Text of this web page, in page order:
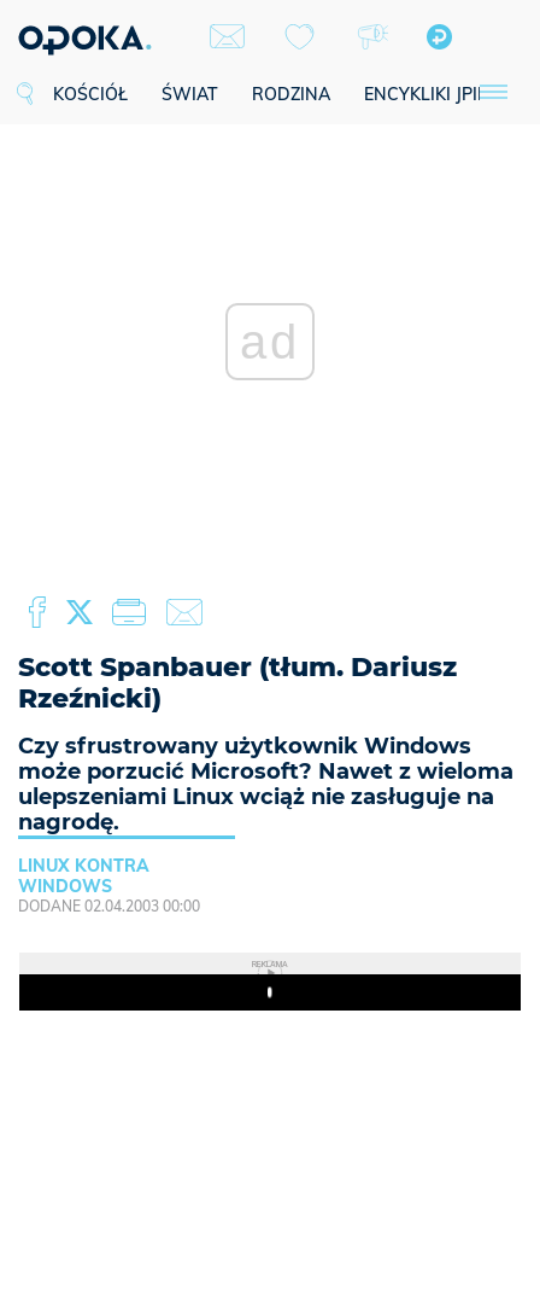
KOŚCIÓŁ ŚWIAT RODZINA ENCYKLIKI JPII
ad
Scott Spanbauer (tłum. Dariusz
Rzeźnicki)
Czy sfrustrowany użytkownik Windows
może porzucić Microsoft? Nawet z wieloma
ulepszeniami Linux wciąż nie zasługuje na
nagrodę.
LINUX KONTRA
WINDOWS
DODANE 02.04.2003 00:00
REKLAMA
Play